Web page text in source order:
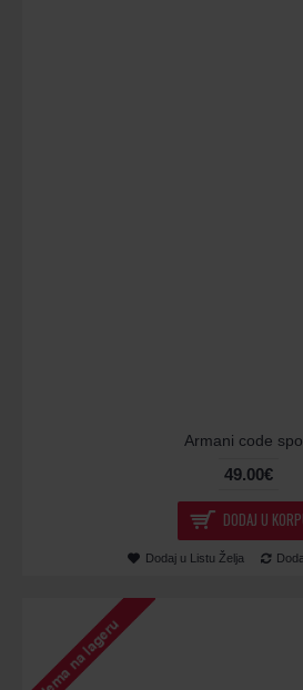
Armani code
49.00€
DODAJ U
Dodaj u Listu Želja